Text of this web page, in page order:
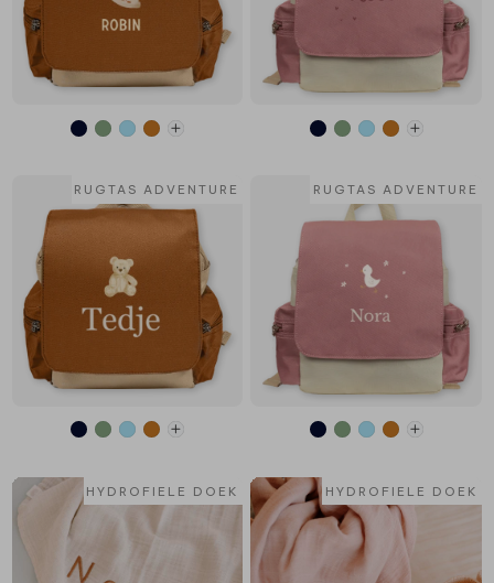
RUGTAS ADVENTURE RUGTAS ADVENTURE
HYDROFIELE DOEK HYDROFIELE DOEK